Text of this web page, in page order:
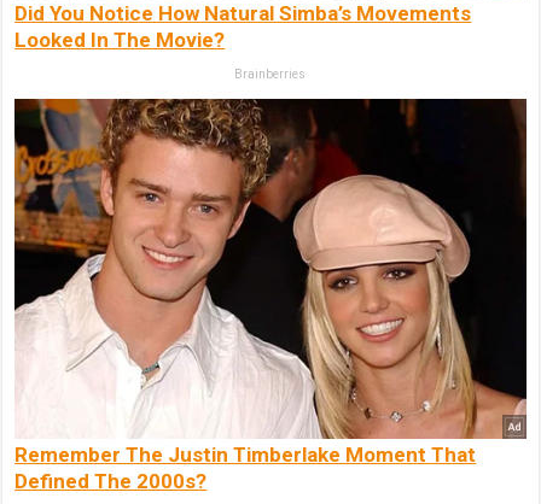
Did You Notice How Natural Simba’s Movements
Looked In The Movie?
Brainberries
Remember The Justin Timberlake Moment That
Defined The 2000s?